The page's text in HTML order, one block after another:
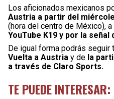
Los aficionados mexicanos
Austria a partir del
(hora del centro de México), a
YouTube K19 y por la señal
De igual forma podrás
Vuelta a Austria y de la
a través de Claro Sports.
TE PUEDE INTERESAR: